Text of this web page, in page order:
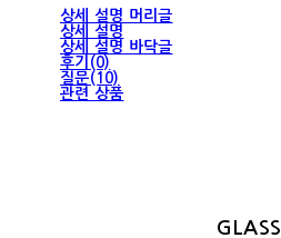
상세 설명 머리글
상세 설명
상세 설명 바닥글
후기(0)
질문(10)
관련 상품
GLASS